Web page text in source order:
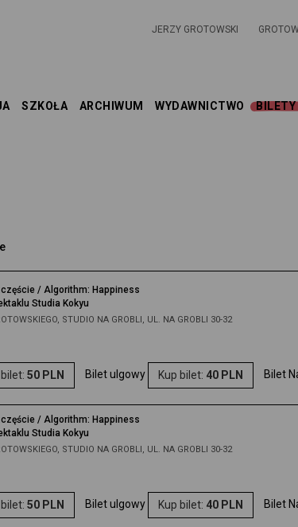
JERZY GROTOWSKI
SZKOŁA ARCHIWUM WYDAWNICTWO BILETY
/ Algorithm: Happiness
Studia Kokyu
STUDIO NA GROBLI, UL. NA GROBLI 30-32
50 PLN Bilet ulgowy Kup bilet: 40 PLN Bilet
/ Algorithm: Happiness
Studia Kokyu
STUDIO NA GROBLI, UL. NA GROBLI 30-32
50 PLN Bilet ulgowy Kup bilet: 40 PLN Bilet